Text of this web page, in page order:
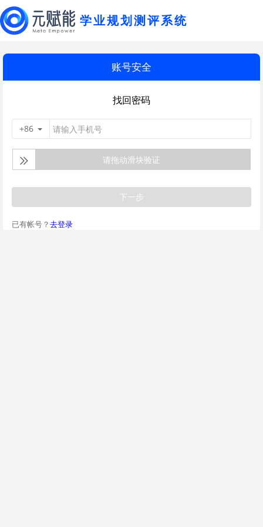
学业规划测评系统
账号安全
找回密码
+86
请拖动滑块验证
下一步
已有帐号？去登录